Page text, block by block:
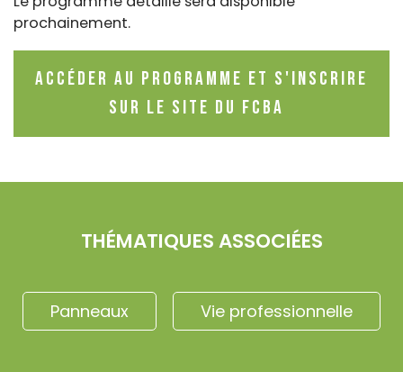
prochainement.
Accéder au programme et s'inscrire
sur le site du FCBA
THÉMATIQUES ASSOCIÉES
Panneaux Vie professionnelle